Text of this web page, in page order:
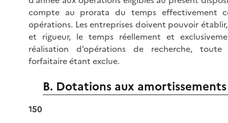
compte au prorata du temps effectivement
opérations. Les entreprises doivent pouvoir
et rigueur, le temps réellement et
réalisation d’opérations de recherche, toute
forfaitaire étant exclue.
B. Dotations aux amortissements
150